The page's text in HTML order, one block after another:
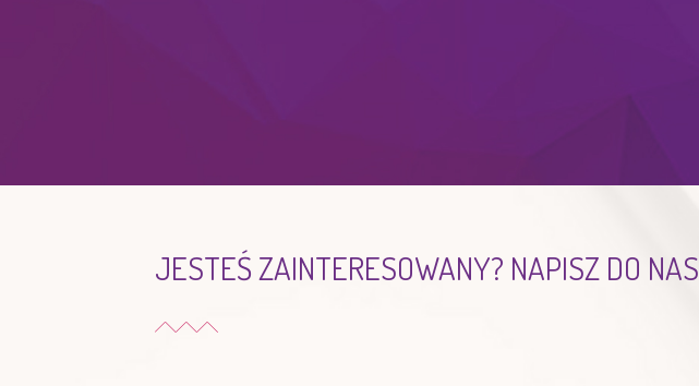
JESTEŚ ZAINTERESOWANY? NAPISZ DO NAS